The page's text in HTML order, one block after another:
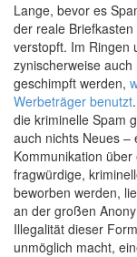
Lange, bevor es
der reale
verstopft. Im Ringen
zynischerweise auch
geschimpft werden,
Werbeträger benutzt
die kriminelle Spam
auch nichts Neues –
Kommunikation
fragwürdige,
beworben werden,
an der großen
Illegalität dieser
unmöglich macht,